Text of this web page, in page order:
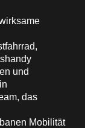
und
das
Mobilität